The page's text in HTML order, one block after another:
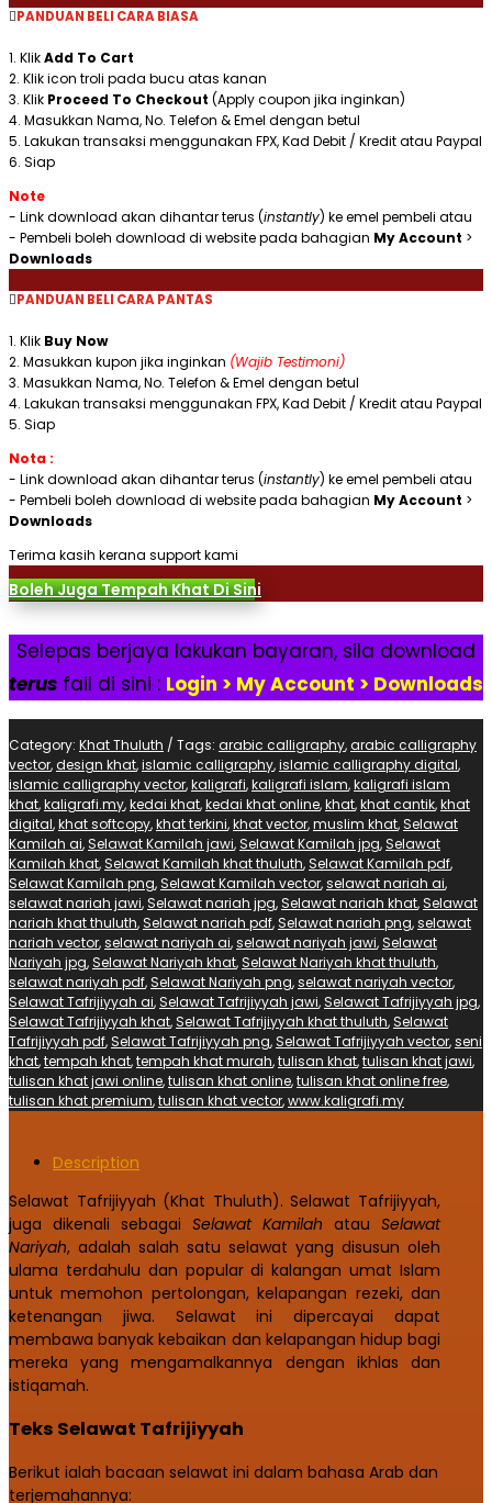
Thuluth)
PANDUAN BELI CARA BIASA
1. KlikAdd To Cart
2. Klik icon troli pada bucu atas kanan
3. Klik Proceed To Checkout (Apply coupon jika inginkan)
4. Masukkan Nama, No. Telefon & Emel dengan betul
5. Lakukan transaksi menggunakan FPX, Kad Debit / Kredit atau Paypal
6. Siap
Note
- Link download akan dihantar terus (instantly) ke emel pembeli atau
- Pembeli boleh download di website pada bahagian My Account >
Downloads
PANDUAN BELI CARA PANTAS
1. Klik Buy Now
2. Masukkan kupon jika inginkan (Wajib Testimoni)
3. Masukkan Nama, No. Telefon & Emel dengan betul
4. Lakukan transaksi menggunakan FPX, Kad Debit / Kredit atau Paypal
5. Siap
Nota :
- Link download akan dihantar terus (instantly) ke emel pembeli atau
- Pembeli boleh download di website pada bahagian My Account >
Downloads
Terima kasih kerana support kami
Boleh Juga Tempah Khat Di Sini
Selepas berjaya lakukan bayaran, sila download
terus fail di sini : Login > My Account > Downloads
Category: Khat Thuluth Tags: arabic calligraphy,arabic calligraphy
vector,design khat,islamic calligraphy,islamic calligraphy digital,
islamic calligraphy vector,kaligrafi,kaligrafi islam,kaligrafi islam
khat,kaligrafi.my,kedai khat,kedai khat online,khat,khat cantik,khat
digital,khat softcopy,khat terkini,khat vector,muslim khat, Selawat
Kamilah ai, Selawat Kamilah jawi, Selawat Kamilah jpg, Selawat
Kamilah khat, Selawat Kamilah khat thuluth, Selawat Kamilah pdf,
Selawat Kamilah png, Selawat Kamilah vector,selawat nariah ai,
selawat nariah jawi, Selawat nariah jpg, Selawat nariah khat, Selawat
nariah khat thuluth, Selawat nariah pdf, Selawat nariah png,selawat
nariah vector,selawat nariyah ai,selawat nariyah jawi, Selawat
Nariyah jpg, Selawat Nariyah khat, Selawat Nariyah khat thuluth,
selawat nariyah pdf, Selawat Nariyah png,selawat nariyah vector,
Selawat Tafrijiyyah ai, Selawat Tafrijiyyah jawi, Selawat Tafrijiyyah jpg,
Selawat Tafrijiyyah khat, Selawat Tafrijiyyah khat thuluth, Selawat
Tafrijiyyah pdf, Selawat Tafrijiyyah png, Selawat Tafrijiyyah vector,seni
khat,tempah khat,tempah khat murah,tulisan khat,tulisan khat jawi,
tulisan khat jawi online,tulisan khat online,tulisan khat online free,
tulisan khat premium,tulisan khat vector,www.kaligrafi.my
Description
Selawat Tafrijiyyah (Khat Thuluth). Selawat Tafrijiyyah,
juga dikenali sebagaiSelawat Kamilah atauSelawat
Nariyah, adalah salah satu selawat yang disusun oleh
ulama terdahulu dan popular di kalangan umat Islam
untuk memohon pertolongan, kelapangan rezeki, dan
ketenangan jiwa. Selawat ini dipercayai dapat
membawa banyak kebaikan dan kelapangan hidup bagi
mereka yang mengamalkannya dengan ikhlas dan
istiqamah.
Teks Selawat Tafrijiyyah
Berikut ialah bacaan selawat ini dalam bahasa Arab dan
terjemahannya: